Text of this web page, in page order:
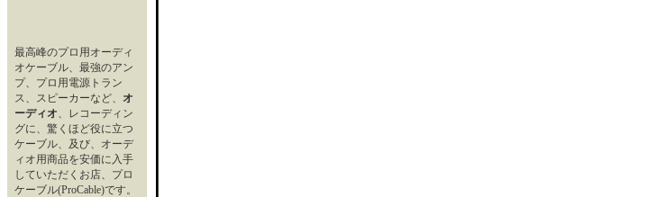
最高峰のプロ用オーディ
オケーブル、最強のアン
プ、プロ用電源トラン
ス、スピーカーなど、 オ
ーディオ、レコーディン
グに、驚くほど役に立つ
ケーブル、及び、オーデ
ィオ用商品を安価に入手
していただくお店、プロ
ケーブル(ProCable)です。